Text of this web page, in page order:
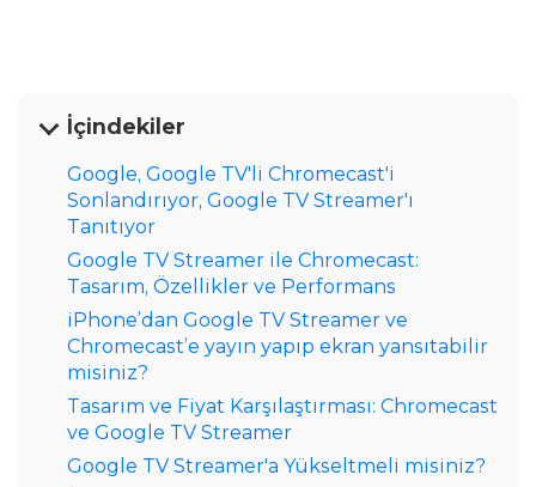
İçindekiler
Google, Google TV'li Chromecast'i
Sonlandırıyor, Google TV Streamer'ı
Tanıtıyor
Google TV Streamer ile Chromecast:
Tasarım, Özellikler ve Performans
iPhone’dan Google TV Streamer ve
Chromecast’e yayın yapıp ekran yansıtabilir
misiniz?
Tasarım ve Fiyat Karşılaştırması: Chromecast
ve Google TV Streamer
Google TV Streamer'a Yükseltmeli misiniz?